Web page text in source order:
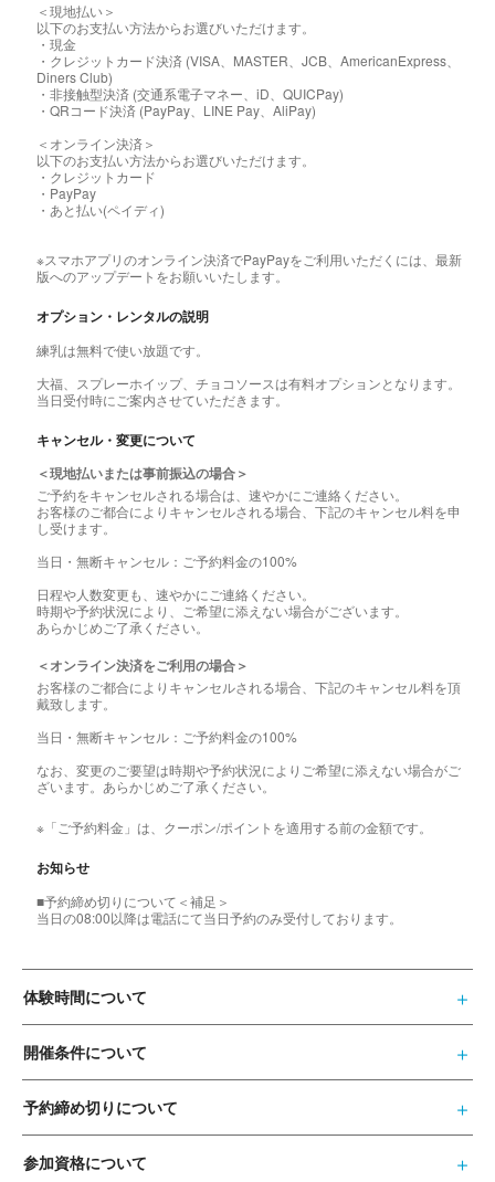
＜現地払い＞
以下のお支払い方法からお選びいただけます。
・現金
・クレジットカード決済 (VISA、MASTER、JCB、AmericanExpress、
Diners Club)
・非接触型決済 (交通系電子マネー、iD、QUICPay)
・QRコード決済 (PayPay、LINE Pay、AliPay)
＜オンライン決済＞
以下のお支払い方法からお選びいただけます。
・クレジットカード
・PayPay
・あと払い(ペイディ)
※スマホアプリのオンライン決済でPayPayをご利用いただくには、最新
版へのアップデートをお願いいたします。
オプション・レンタルの説明
練乳は無料で使い放題です。
大福、スプレーホイップ、チョコソースは有料オプションとなります。
当日受付時にご案内させていただきます。
キャンセル・変更について
＜現地払いまたは事前振込の場合＞
ご予約をキャンセルされる場合は、速やかにご連絡ください。
お客様のご都合によりキャンセルされる場合、下記のキャンセル料を申
し受けます。
当日・無断キャンセル：ご予約料金の100%
日程や人数変更も、速やかにご連絡ください。
時期や予約状況により、ご希望に添えない場合がございます。
あらかじめご了承ください。
＜オンライン決済をご利用の場合＞
お客様のご都合によりキャンセルされる場合、下記のキャンセル料を頂
戴致します。
当日・無断キャンセル：ご予約料金の100%
なお、変更のご要望は時期や予約状況によりご希望に添えない場合がご
ざいます。あらかじめご了承ください。
※「ご予約料金」は、クーポン/ポイントを適用する前の金額です。
お知らせ
■予約締め切りについて＜補足＞
当日の08:00以降は電話にて当日予約のみ受付しております。
体験時間について
開催条件について
予約締め切りについて
参加資格について